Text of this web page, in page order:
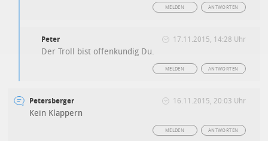
ANTWORTEN
MELDEN
Peter 17.11.2015, 14:28 Uhr
Der Troll bist offenkundig Du.
ANTWORTEN
MELDEN
Petersberger 16.11.2015, 20:03 Uhr
Kein Klappern
ANTWORTEN
MELDEN